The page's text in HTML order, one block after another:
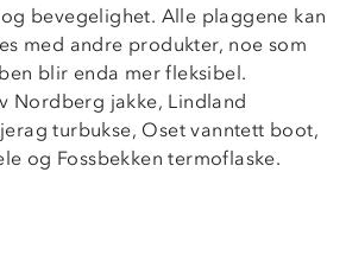
bevegelighet. Alle plaggene kan
med andre produkter, noe som
blir enda mer fleksibel.
Nordberg jakke, Lindland
turbukse, Oset vanntett boot,
og Fossbekken termoflaske.